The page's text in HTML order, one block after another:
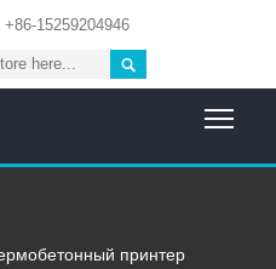
+86-15259204946

принтер